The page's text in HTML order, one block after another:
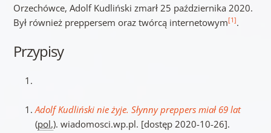
Orzechówce, Adolf Kudliński zmarł 25 października 2020.
Był również preppersem oraz twórcą internetowym[1].
Przypisy
Adolf Kudliński nie żyje. Słynny preppers miał 69 lat
(pol.). wiadomosci.wp.pl. [dostęp 2020-10-26].